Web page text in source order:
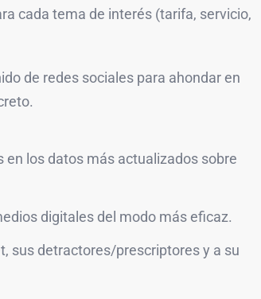
cada tema de interés (tarifa, servicio,
de redes sociales para ahondar en
en los datos más actualizados sobre
digitales del modo más eficaz.
sus detractores/prescriptores y a su